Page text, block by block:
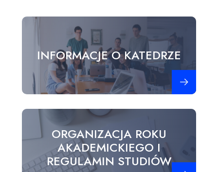
INFORMACJE O KATEDRZE
ORGANIZACJA ROKU
AKADEMICKIEGO I
REGULAMIN STUDIÓW